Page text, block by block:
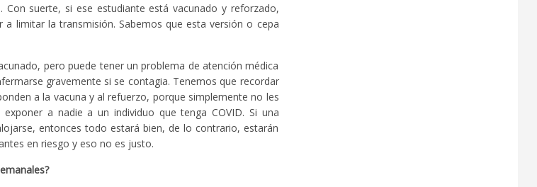
suerte, si ese estudiante está vacunado y reforzado,
limitar la transmisión. Sabemos que esta versión o cepa
pero puede tener un problema de atención médica
gravemente si se contagia. Tenemos que recordar
a la vacuna y al refuerzo, porque simplemente no les
a nadie a un individuo que tenga COVID. Si una
entonces todo estará bien, de lo contrario, estarán
en riesgo y eso no es justo.